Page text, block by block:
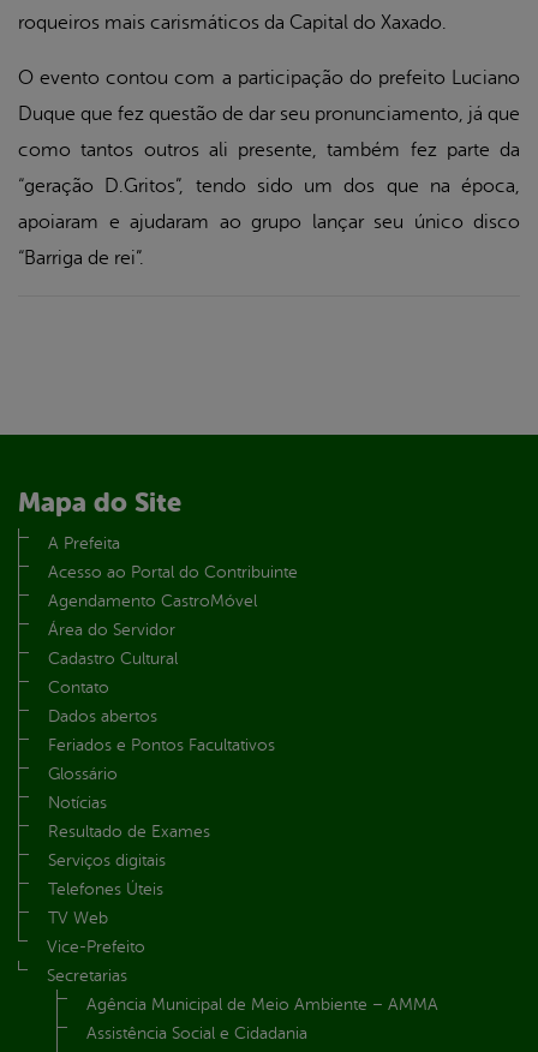
roqueiros mais carismáticos da Capital do Xaxado.
O evento contou com a participação do prefeito Luciano
Duque que fez questão de dar seu pronunciamento, já que
como tantos outros ali presente, também fez parte da
“geração D.Gritos”, tendo sido um dos que na época,
apoiaram e ajudaram ao grupo lançar seu único disco
“Barriga de rei”.
Mapa do Site
A Prefeita
Acesso ao Portal do Contribuinte
Agendamento CastroMóvel
Área do Servidor
Cadastro Cultural
Contato
Dados abertos
Feriados e Pontos Facultativos
Glossário
Notícias
Resultado de Exames
Serviços digitais
Telefones Úteis
TV Web
Vice-Prefeito
Secretarias
Agência Municipal de Meio Ambiente – AMMA
Assistência Social e Cidadania